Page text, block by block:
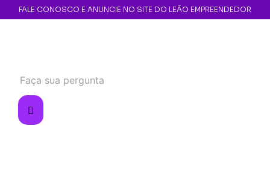
FALE CONOSCO E ANUNCIE NO SITE DO LEÃO EMPREENDEDOR